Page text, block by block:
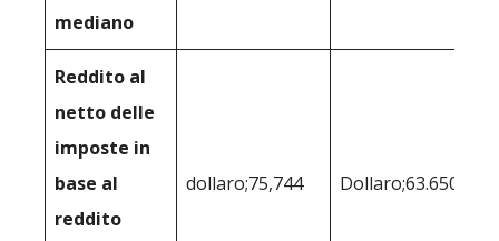
mediano
Reddito al
netto delle
imposte in
base al
reddito
dollaro;75,744 Dollaro;63.650